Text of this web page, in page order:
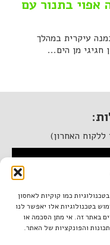
כמו קוקיות לאחסון
בטכנולוגיות אלו יאפשר לנו
באתר זה. אי מתן הסכמה או
והפונקציות של האתר.
אפוי בתנור עם
עיקרית במהלך
מן הים...